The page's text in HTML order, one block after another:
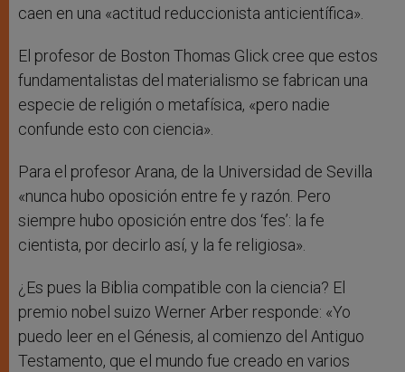
caen en una «actitud reduccionista anticientífica».
El profesor de Boston Thomas Glick cree que estos
fundamentalistas del materialismo se fabrican una
especie de religión o metafísica, «pero nadie
confunde esto con ciencia».
Para el profesor Arana, de la Universidad de Sevilla
«nunca hubo oposición entre fe y razón. Pero
siempre hubo oposición entre dos ‘fes’: la fe
cientista, por decirlo así, y la fe religiosa».
¿Es pues la Biblia compatible con la ciencia? El
premio nobel suizo Werner Arber responde: «Yo
puedo leer en el Génesis, al comienzo del Antiguo
Testamento, que el mundo fue creado en varios